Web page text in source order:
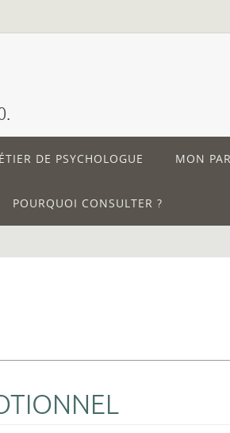
DE PSYCHOLOGUE MON
POURQUOI CONSULTER ?